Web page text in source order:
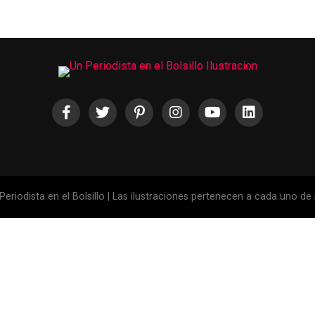
en el Bolsillo | Las ilustraciones pertenecen a cada uno de